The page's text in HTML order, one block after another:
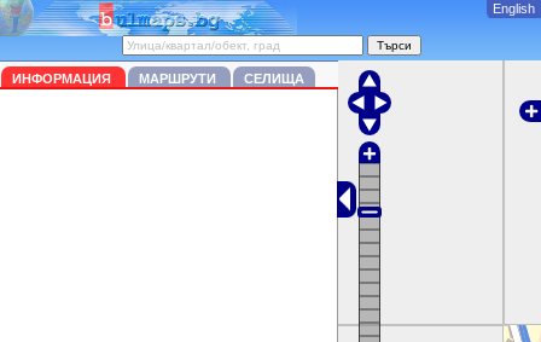
ИНФОРМАЦИЯ МАРШРУТИ СЕЛИЩА
English